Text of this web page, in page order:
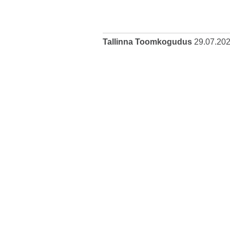
Tallinna Toomkogudus